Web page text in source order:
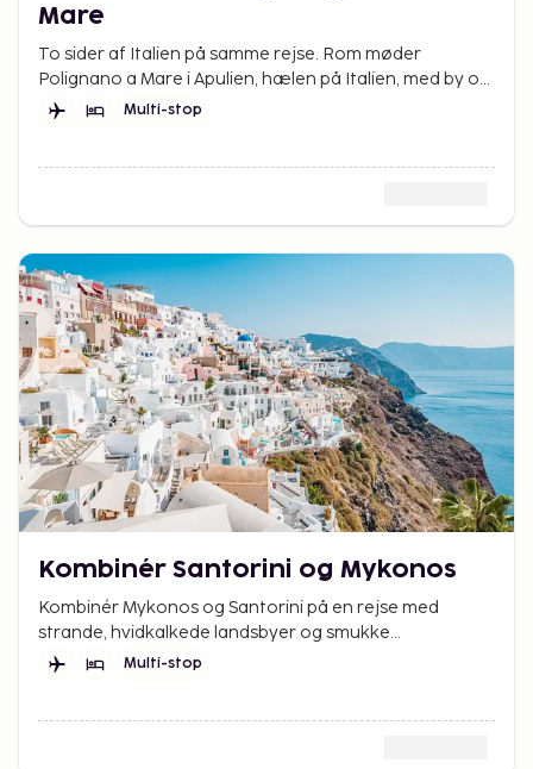
Mare
To sider af Italien på samme rejse. Rom møder
Polignano a Mare i Apulien, hælen på Italien, med by og
badning i skøn balance.
Multi-stop
Kombinér Santorini og Mykonos
Kombinér Mykonos og Santorini på en rejse med
strande, hvidkalkede landsbyer og smukke
solnedgange – to af Grækenlands mest elskede øer.
Multi-stop